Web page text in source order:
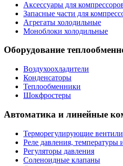
Аксессуары для
Запасные части для
Агрегаты холодильные
Моноблоки холодильные
Оборудование
Воздухоохладители
Конденсаторы
Теплообменники
Шокфростеры
Автоматика и линейные
Терморегулирующие вентили
Реле давления, температуры
Регуляторы давления
Соленоидные клапаны